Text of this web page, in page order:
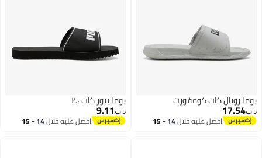
بوما رويال كات كومفورت
د.ب‏17.54
احصل عليه خلال 14 - 15
بوما بيور كات ٢.٠
د.ب‏9.11
احصل عليه خلال 14 - 15